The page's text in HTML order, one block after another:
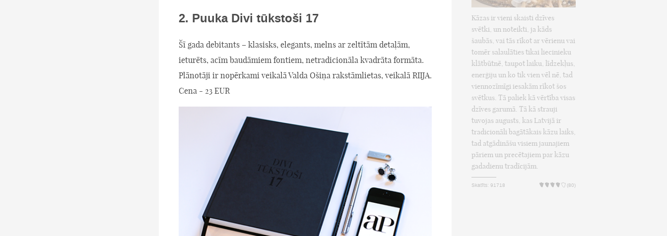
2. Puuka Divi tūkstoši 17
Šī gada debitants – klasisks, elegants, melns ar zeltītām detaļām,
ieturēts, acīm baudāmiem fontiem, netradicionāla kvadrāta formāta.
Plānotāji ir nopērkami veikalā Valda Ošiņa rakstāmlietas, veikalā RIIJA.
Cena - 23 EUR
Kāzas ir vieni skaisti dzīves
svētki, un noteikti, ja kāds
šaubās, vai tās rīkot ar vērienu vai
tomēr salaulāties tikai liecinieku
klātbūtnē, taupot laiku, līdzekļus,
enerģiju un ko tik vien vēl nē, tad
viennozīmīgi iesakām rīkot šos
svētkus. Tā paliek kā vērtība visas
dzīves garumā. Tā kā strauji
tuvojas augusts, kas Latvijā ir
tradicionāli bagātākais kāzu laiks,
tad atgādināšu visiem jaunajiem
pāriem un precētajiem par kāzu
gadadienu tradīcijām.
Skatīts: 91718 (80)